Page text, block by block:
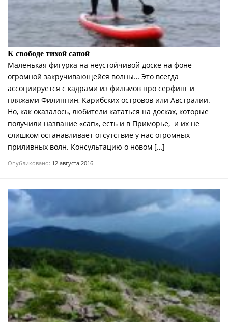
К свободе тихой сапой
Маленькая фигурка на неустойчивой доске на фоне
огромной закручивающейся волны… Это всегда
ассоциируется с кадрами из фильмов про сёрфинг и
пляжами Филиппин, Карибских островов или Австралии.
Но, как оказалось, любители кататься на досках, которые
получили название «сап», есть и в Приморье, и их не
слишком останавливает отсутствие у нас огромных
приливных волн. Консультацию о новом […]
Опубликовано: 12 августа 2016